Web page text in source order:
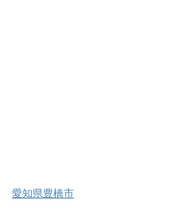
愛知県豊橋市